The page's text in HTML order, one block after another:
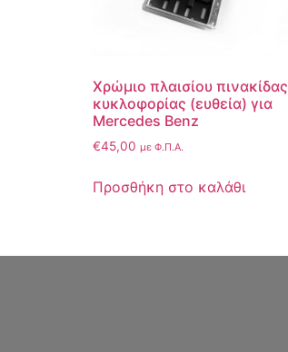
Χρώμιο πλαισίου πινακίδας
κυκλοφορίας (ευθεία) για
Mercedes Benz
€45,00 με Φ.Π.Α.
Προσθήκη στο καλάθι